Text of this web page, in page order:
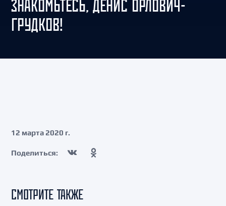
ЗНАКОМЬТЕСЬ, ДЕНИС ОРЛОВИЧ-
ГРУДКОВ!
12 марта 2020 г.
Поделиться:
СМОТРИТЕ ТАКЖЕ